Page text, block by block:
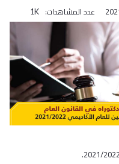
عدد المشاهدات: 1K